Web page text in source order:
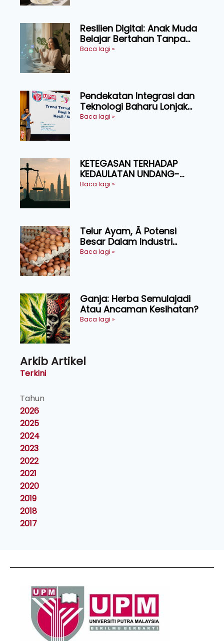
Resilien Digital: Anak Muda
Belajar Bertahan Tanpa
Perlu Menekan Diri
Baca lagi »
Pendekatan Integrasi dan
Teknologi Baharu Lonjak
Produktiviti Ternakan
Baca lagi »
KETEGASAN TERHADAP
KEDAULATAN UNDANG-
UNDANG ASAS KEPADA
Baca lagi »
Telur Ayam, Â Potensi
Besar Dalam Industri
Makanan, Kosmetik dan
Baca lagi »
Ganja: Herba Semulajadi
Atau Ancaman Kesihatan?
Baca lagi »
Arkib Artikel
Terkini
Tahun
2026
2025
2024
2023
2022
2021
2020
2019
2018
2017